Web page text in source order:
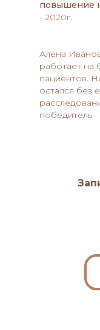
повышение
- 2020г.
Алена
работает на
пациентов.
остался без
победитель